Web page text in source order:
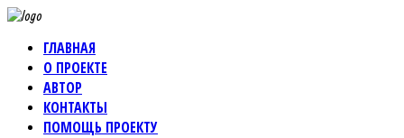
ГЛАВНАЯ
О ПРОЕКТЕ
АВТОР
КОНТАКТЫ
ПОМОЩЬ ПРОЕКТУ